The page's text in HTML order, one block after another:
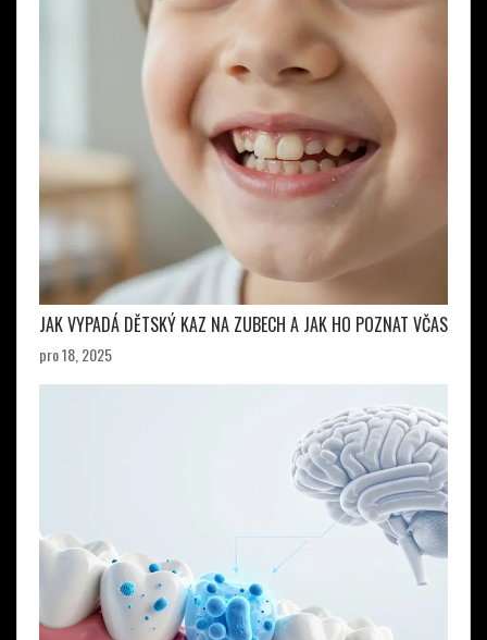
JAK VYPADÁ DĚTSKÝ KAZ NA ZUBECH A JAK HO POZNAT VČAS
pro 18, 2025